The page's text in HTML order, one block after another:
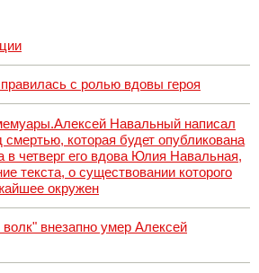
с ролью вдовы героя
Навальный написал
которая будет опубликована
в четверг его вдова Юлия Навальная,
текста, о существовании которого
окружен
внезапно умер Алексей